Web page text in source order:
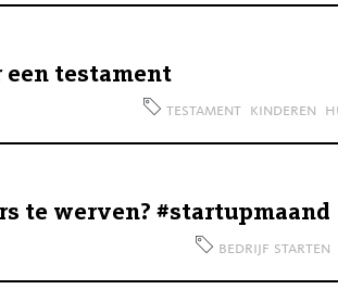
een testament
testament kinderen
te werven? #startupmaand
bedrijf starten